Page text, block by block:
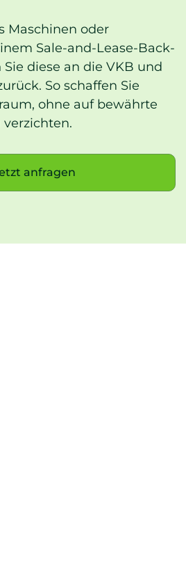
Maschinen oder
Sale-and-Lease-Back-
diese an die VKB und
So schaffen Sie
ohne auf bewährte
anfragen